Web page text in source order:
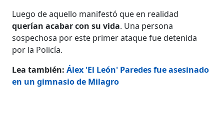
Luego de aquello manifestó que en realidad
querían acabar con su vida. Una persona
sospechosa por este primer ataque fue detenida
por la Policía.
Lea también:Álex 'El León' Paredes fue asesinado
en un gimnasio de Milagro